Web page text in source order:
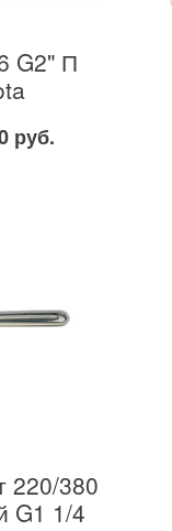
G2" П
руб.
220/380
G1 1/4